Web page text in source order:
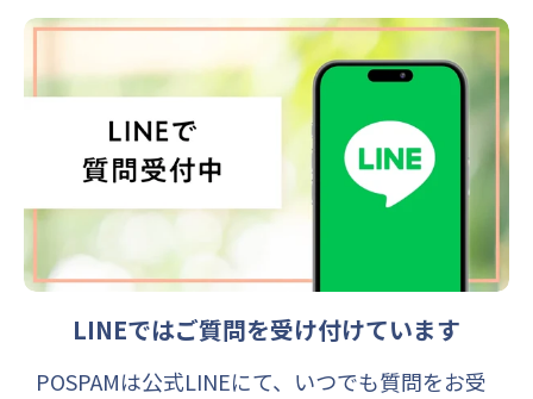
マーを思い出して着けたらと
ても快適です！冬にも活躍し
ましたが夏も使えますね。い
い物を買ったなと自己満足度
も倍増しました！
飲み始めて１ヶ月後くらいか
ら、朝起きた時の疲労感を感
じにくくなりました。毎日の
LINEメッセージも、いつも
温かい気持ちにさせてくれま
す。未来の自分のための投
資、なるほどなと思いまし
た。
07/28/2026
LINEではご質問を受け付けています
POSPAMは公式LINEにて、いつでも質問をお受